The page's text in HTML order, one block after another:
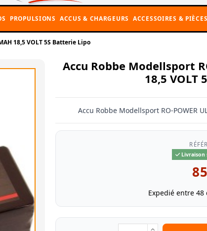
PROPULSIONS ACCUS & CHARGEURS ACCESSOIRES & PIÈCES
18,5 VOLT 5S Batterie Lipo
Accu Robbe Modellsport
18,5 VOLT
Accu Robbe Modellsport RO-POWER
Livraison
Expedié entre 48